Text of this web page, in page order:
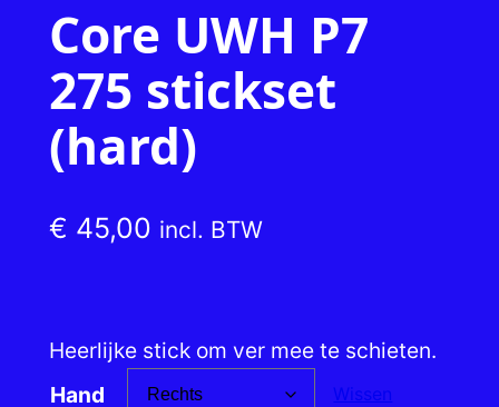
Core UWH P7
275 stickset
(hard)
€ 45,00 incl. BTW
Heerlijke stick om ver mee te schieten.
Hand
Wissen